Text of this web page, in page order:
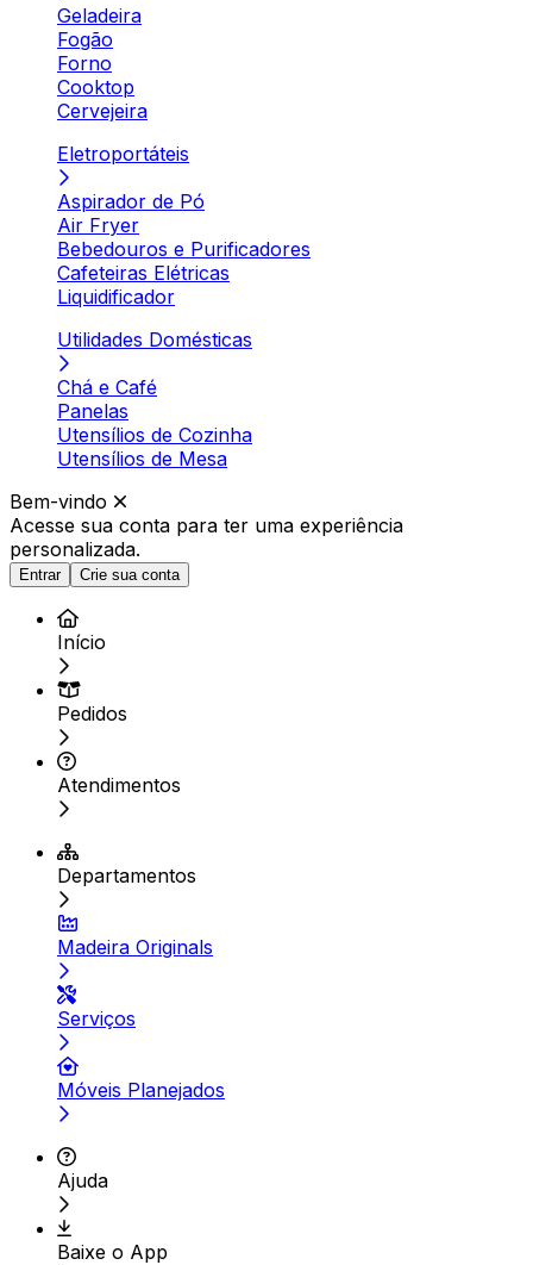
Geladeira
Fogão
Forno
Cooktop
Cervejeira
Eletroportáteis
Aspirador de Pó
Air Fryer
Bebedouros e Purificadores
Cafeteiras Elétricas
Liquidificador
Utilidades Domésticas
Chá e Café
Panelas
Utensílios de Cozinha
Utensílios de Mesa
Bem-vindo
Acesse sua conta para ter uma experiência
personalizada.
Entrar Crie sua conta
Início
Pedidos
Atendimentos
Departamentos
Madeira Originals
Serviços
Móveis Planejados
Ajuda
Baixe o App